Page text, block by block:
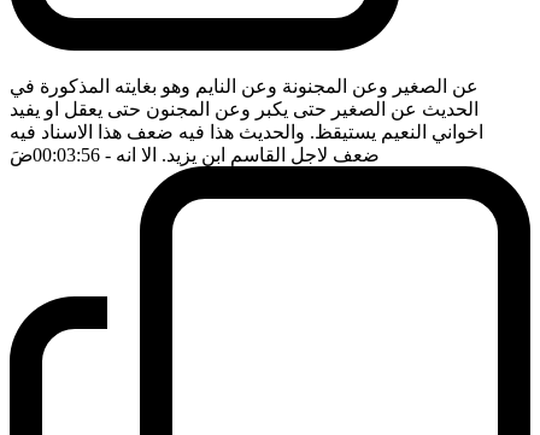
عن الصغير وعن المجنونة وعن النايم وهو بغايته المذكورة في
الحديث عن الصغير حتى يكبر وعن المجنون حتى يعقل او يفيد
اخواني النعيم يستيقظ. والحديث هذا فيه ضعف هذا الاسناد فيه
ضعف لاجل القاسم ابن يزيد. الا انه - 00:03:56 ضَ